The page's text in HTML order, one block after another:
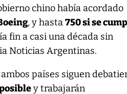
chino había acordado
, y hasta750 si se
fin a casi una década sin
Noticias Argentinas.
países siguen
y trabajarán